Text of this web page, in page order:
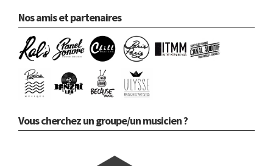
Nos amis et partenaires
Vous cherchez un groupe/un musicien ?